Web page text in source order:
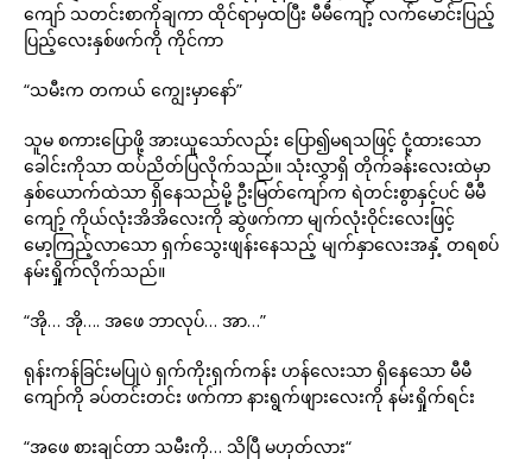
ကျော် သတင်းစာကိုချကာ ထိုင်ရာမှထပြီး မီမီကျော့် လက်မောင်းပြည့်
ပြည့်လေးနှစ်ဖက်ကို ကိုင်ကာ
“သမီးက တကယ် ကျွေးမှာနော်”
သူမ စကားပြောဖို့ အားယူသော်လည်း ပြော၍မရသဖြင့် ငုံ့ထားသော
ခေါင်းကိုသာ ထပ်ညိတ်ပြလိုက်သည်။ သုံးလွှာရှိ တိုက်ခန်းလေးထဲမှာ
နှစ်ယောက်ထဲသာ ရှိနေသည်မို့ ဦးမြတ်ကျော်က ရဲတင်းစွာနှင့်ပင် မီမီ
ကျော့် ကိုယ်လုံးအိအိလေးကို ဆွဲဖက်ကာ မျက်လုံးဝိုင်းလေးဖြင့်
မော့ကြည့်လာသော ရှက်သွေးဖျန်းနေသည့် မျက်နှာလေးအနှံ့ တရစပ်
နမ်းရှိုက်လိုက်သည်။
“အို… အို…. အဖေ ဘာလုပ်… အာ…”
ရုန်းကန်ခြင်းမပြုပဲ ရှက်ကိုးရှက်ကန်း ဟန်လေးသာ ရှိနေသော မီမီ
ကျော်ကို ခပ်တင်းတင်း ဖက်ကာ နားရွက်ဖျားလေးကို နမ်းရှိုက်ရင်း
“အဖေ စားချင်တာ သမီးကို… သိပြီ မဟုတ်လား“